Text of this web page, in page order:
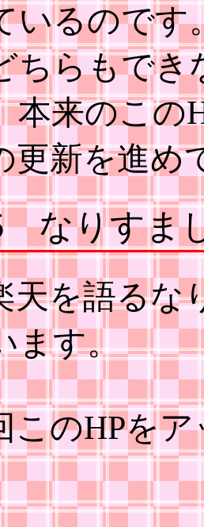
いるのです
ちらもでき
本来のこの
更新を進め
なりすま
天を語るな
ます。
このHPを